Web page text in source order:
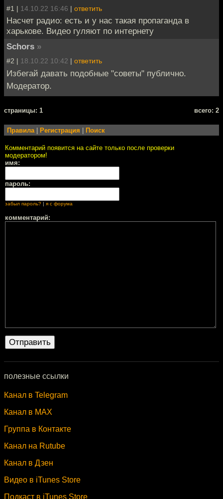
#1 | 14.10.22 16:46 | ответить
Насчет радио: есть и у нас такая пропаганда в
харькове. Видео гуляют по интернету
Schors »
#2 | 18.10.22 10:42 | ответить
Избегай давать подобные "советы" публично.
Модератор.
cтраницы: 1 всего: 2
Правила | Регистрация | Поиск
Комментарий появится на сайте только после проверки
модератором!
имя:
пароль:
забыл пароль? | я с форума
комментарий:
полезные ссылки
Канал в Telegram
Канал в MAX
Группа в Контакте
Канал на Rutube
Канал в Дзен
Видео в iTunes Store
Подкаст в iTunes Store